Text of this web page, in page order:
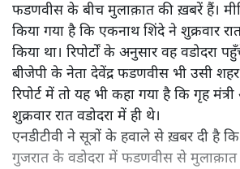
फडणवीस के बीच मुलाक़ात की ख़बरें हैं।
किया गया है कि एकनाथ शिंदे ने शुक्रवार
किया था। रिपोर्टों के अनुसार वह वडोदरा
बीजेपी के नेता देवेंद्र फडणवीस भी उसी
रिपोर्ट में तो यह भी कहा गया है कि गृह
शुक्रवार रात वडोदरा में ही थे।
एनडीटीवी ने सूत्रों के हवाले से ख़बर दी है
गुजरात के वडोदरा में फडणवीस से मुलाक़ात